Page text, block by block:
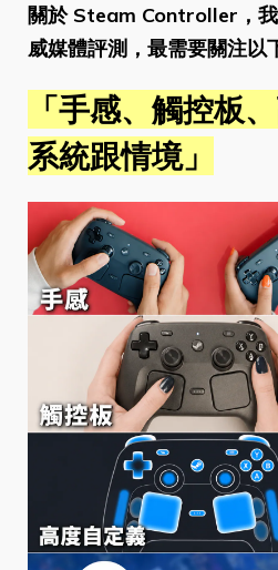
關於 Steam Controller，
威媒體評測，最需要關注以
「手感、觸控板
系統跟情境」